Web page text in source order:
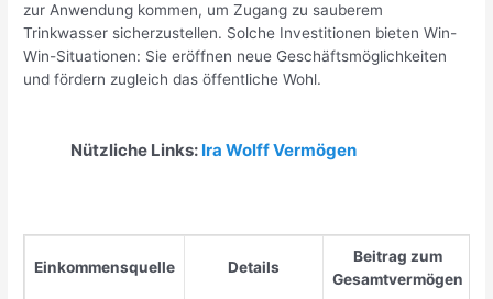
zur Anwendung kommen, um Zugang zu sauberem
Trinkwasser sicherzustellen. Solche Investitionen bieten Win-
Win-Situationen: Sie eröffnen neue Geschäftsmöglichkeiten
und fördern zugleich das öffentliche Wohl.
Nützliche Links: Ira Wolff Vermögen
Einkommensquelle Details
Beitrag zum
Gesamtvermögen